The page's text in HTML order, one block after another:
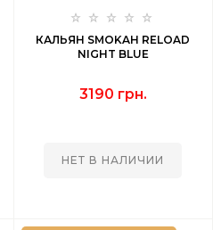
КАЛЬЯН SMOKAH RELOAD
NIGHT BLUE
3190 грн.
НЕТ В НАЛИЧИИ